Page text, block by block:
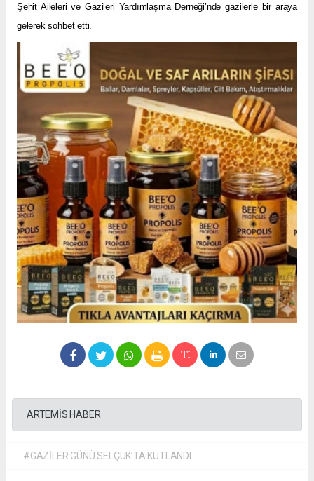
Şehit Aileleri ve Gazileri Yardımlaşma Derneği’nde gazilerle bir araya
gelerek sohbet etti.
ARTEMİS HABER
#GAZİLER GÜNÜ SELÇUK’TA KUTLANDI